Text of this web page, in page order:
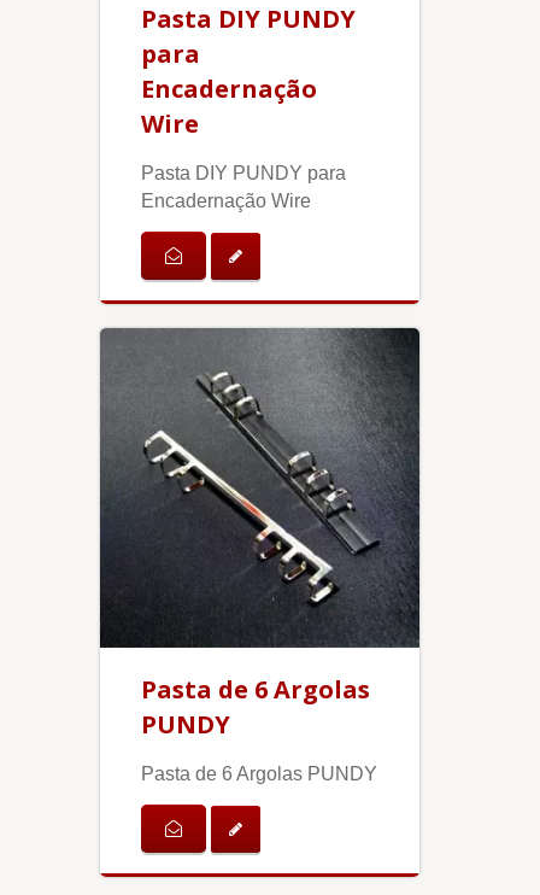
Pasta DIY PUNDY
para
Encadernação
Wire
Pasta DIY PUNDY para
Encadernação Wire
Pasta de 6 Argolas
PUNDY
Pasta de 6 Argolas PUNDY